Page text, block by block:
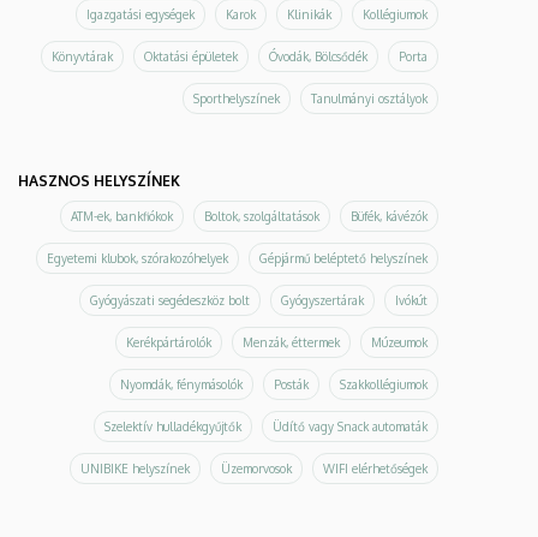
Igazgatási egységek Karok Klinikák Kollégiumok
Könyvtárak Oktatási épületek Óvodák, Bölcsődék Porta
Sporthelyszínek Tanulmányi osztályok
HASZNOS HELYSZÍNEK
ATM-ek, bankfiókok Boltok, szolgáltatások Büfék, kávézók
Egyetemi klubok, szórakozóhelyek Gépjármű beléptető helyszínek
Gyógyászati segédeszköz bolt Gyógyszertárak Ivókút
Kerékpártárolók Menzák, éttermek Múzeumok
Nyomdák, fénymásolók Posták Szakkollégiumok
Szelektív hulladékgyűjtők Üdítő vagy Snack automaták
UNIBIKE helyszínek Üzemorvosok WIFI elérhetőségek